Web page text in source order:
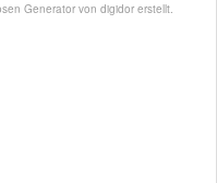
Generator von digidor erstellt.